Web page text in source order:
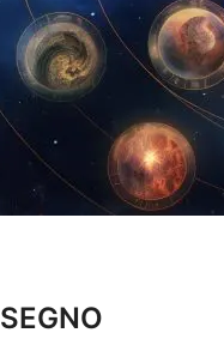
SEGNO